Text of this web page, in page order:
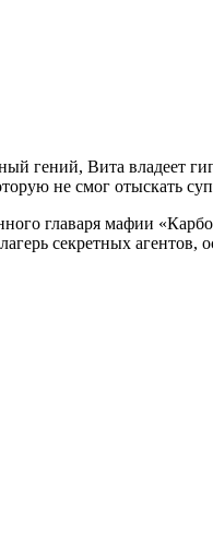
гений, Вита владеет
не смог отыскать
главаря мафии
секретных агентов,